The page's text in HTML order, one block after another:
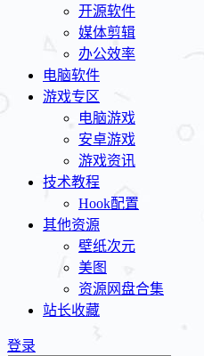
开源软件
媒体剪辑
办公效率
电脑软件
游戏专区
电脑游戏
安卓游戏
游戏资讯
技术教程
Hook配置
其他资源
壁纸次元
美图
资源网盘合集
站长收藏
登录